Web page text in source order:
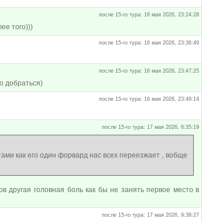
после 15-го тура: 16 мая 2026, 23:24:28
того)))
после 15-го тура: 16 мая 2026, 23:36:49
после 15-го тура: 16 мая 2026, 23:47:25
добраться)
после 15-го тура: 16 мая 2026, 23:49:14
после 15-го тура: 17 мая 2026, 6:35:19
как его один форвард нас всех переезжает , вобще
другая головная боль как бы не занять первое место в
после 15-го тура: 17 мая 2026, 9:38:27